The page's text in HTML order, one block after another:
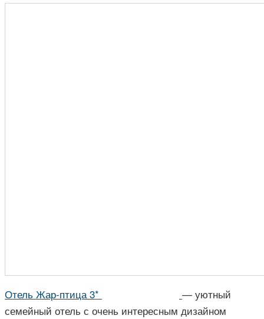
Отель Жар-птица 3*
— уютный
семейный отель с очень интересным дизайном